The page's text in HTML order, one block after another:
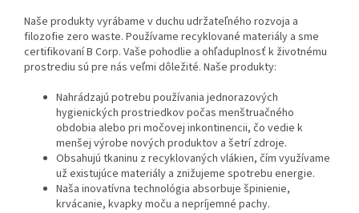
Naše produkty vyrábame v duchu udržateľného rozvoja a
filozofie zero waste. Používame recyklované materiály a sme
certifikovaní B Corp. Vaše pohodlie a ohľaduplnosť k životnému
prostrediu sú pre nás veľmi dôležité. Naše produkty:
Nahrádzajú potrebu používania jednorazových
hygienických prostriedkov počas menštruačného
obdobia alebo pri močovej inkontinencii, čo vedie k
menšej výrobe nových produktov a šetrí zdroje.
Obsahujú tkaninu z recyklovaných vlákien, čím využívame
už existujúce materiály a znižujeme spotrebu energie.
Naša inovatívna technológia absorbuje špinienie,
krvácanie, kvapky moču a nepríjemné pachy.